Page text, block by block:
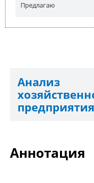
Предлагаю
Анализ
Аннотация